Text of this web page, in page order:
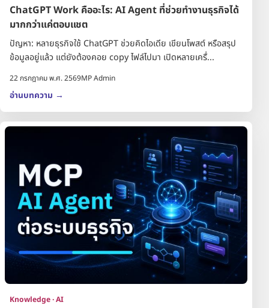
ChatGPT Work คืออะไร: AI Agent ที่ช่วยทำงานธุรกิจได้
มากกว่าแค่ตอบแชต
ปัญหา: หลายธุรกิจใช้ ChatGPT ช่วยคิดไอเดีย เขียนโพสต์ หรือสรุป
ข้อมูลอยู่แล้ว แต่ยังต้องคอย copy ไฟล์ไปมา เปิดหลายเครื่...
22 กรกฎาคม พ.ศ. 2569MP Admin
อ่านบทความ →
Knowledge · AI